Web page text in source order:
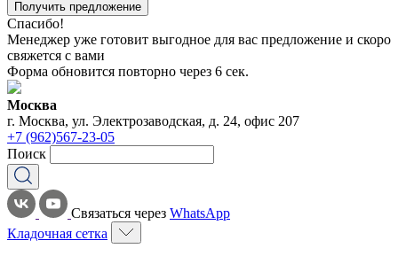
Получить предложение
Спасибо!
Менеджер уже готовит выгодное для вас предложение и скоро
свяжется с вами
Форма обновится повторно через 6 сек.
Москва
г. Москва, ул. Электрозаводская, д. 24, офис 207
+7 (962)567-23-05
Поиск
Связаться через WhatsApp
Кладочная сетка